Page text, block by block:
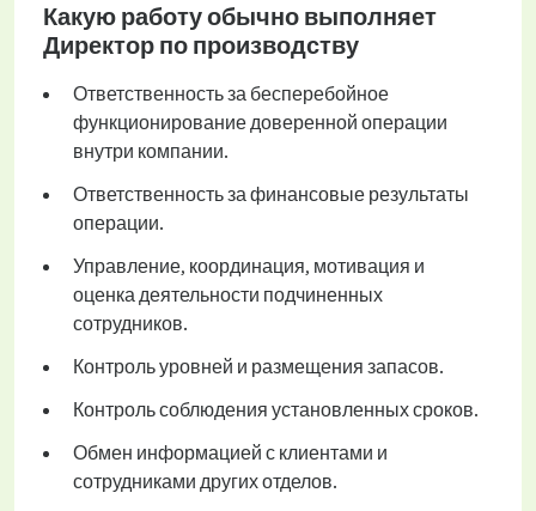
Какую работу обычно выполняет
Директор по производству
Ответственность за бесперебойное
функционирование доверенной операции
внутри компании.
Ответственность за финансовые результаты
операции.
Управление, координация, мотивация и
оценка деятельности подчиненных
сотрудников.
Контроль уровней и размещения запасов.
Контроль соблюдения установленных сроков.
Обмен информацией с клиентами и
сотрудниками других отделов.